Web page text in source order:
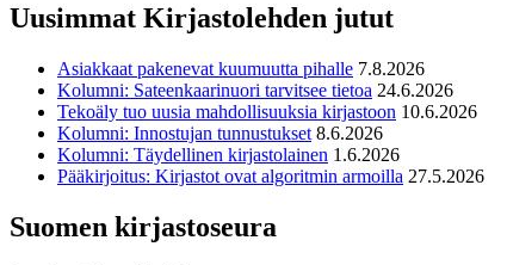
Uusimmat Kirjastolehden jutut
Asiakkaat pakenevat kuumuutta pihalle 7.8.2026
Kolumni: Sateenkaarinuori tarvitsee tietoa 24.6.2026
Tekoäly tuo uusia mahdollisuuksia kirjastoon 10.6.2026
Kolumni: Innostujan tunnustukset 8.6.2026
Kolumni: Täydellinen kirjastolainen 1.6.2026
Pääkirjoitus: Kirjastot ovat algoritmin armoilla 27.5.2026
Suomen kirjastoseura